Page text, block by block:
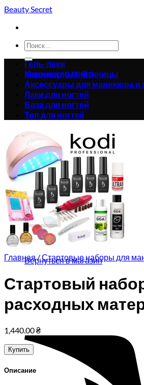
Skip
content
Beauty Secret
Искать:
Корзина /0.00₴0
Корзина пуста.
Вернуться в магазин
0
Корзина
Корзина пуста.
Вернуться в магазин
Гель-лаки
Маникюрные ножницы
Аксессуары для маникюра и
Лаки для ногтей
База для ногтей
Топ для ногтей
Главная/Стартовые наборы для
Стартовый
расходных
1,440.00₴
Купить
Описание